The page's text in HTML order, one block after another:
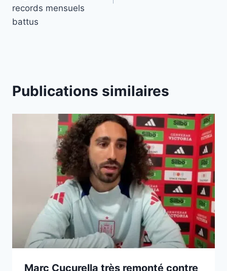
records mensuels
battus
Publications similaires
Marc Cucurella très remonté contre